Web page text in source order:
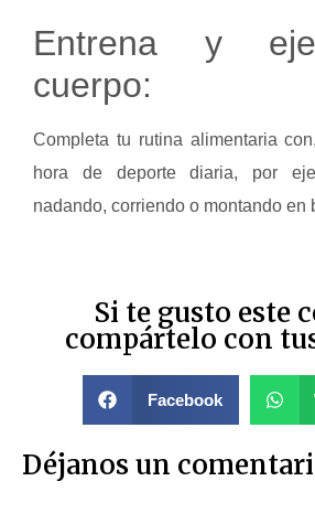
Entrena y
cuerpo:
Completa tu rutina alimentaria
hora de deporte diaria, por
nadando, corriendo o montando en
Si te gusto este
compártelo con
Facebook
Déjanos un